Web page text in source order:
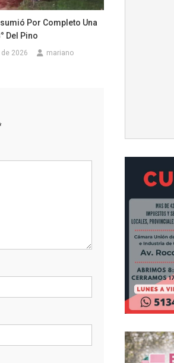
Por Completo Una
Del Pino
2026 mariano